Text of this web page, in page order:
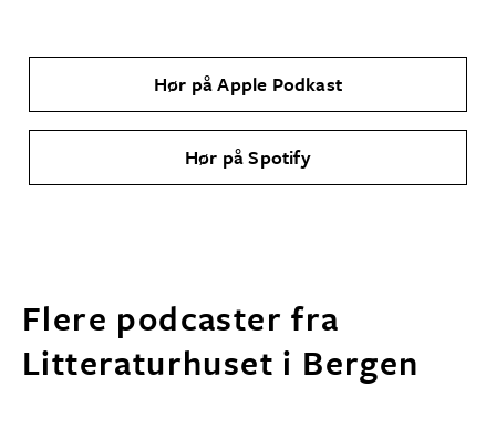
Hør på Apple Podkast
Hør på Spotify
Flere podcaster fra
Litteraturhuset i Bergen